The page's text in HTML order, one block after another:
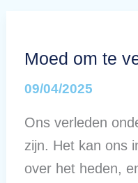
Moed om te
09/04/2025
Ons verleden
zijn. Het kan ons
over het heden,